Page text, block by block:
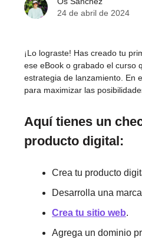
24 de abril de 2024
¡Lo lograste! Has creado tu
ese eBook o grabado el curso
estrategia de lanzamiento. En
para maximizar las
Aquí tienes un
producto digital:
Crea tu producto
Desarrolla una
Crea tu sitio web.
Agrega un dominio